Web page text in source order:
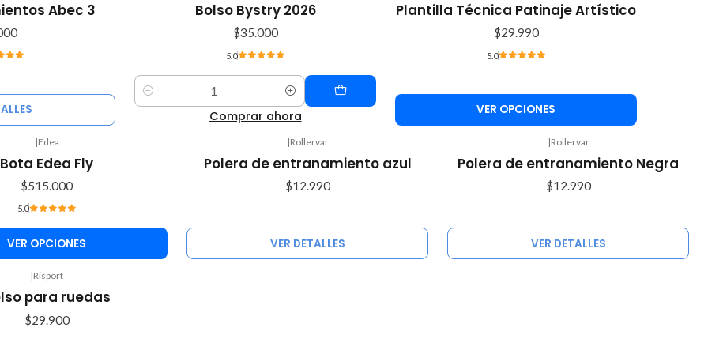
Abec 3 Bolso Bystry 2026
$35.000
5.0
Cantidad
Comprar ahora
Plantilla Técnica Patinaje Artístico
$29.990
5.0
VER OPCIONES
|Edea
Bota Edea Fly
$515.000
5.0
VER OPCIONES
|Rollervar
Polera de entranamiento azul
$12.990
VER DETALLES
|Rollervar
Polera de entranamiento Negra
$12.990
VER DETALLES
|Risport
para ruedas
$29.900